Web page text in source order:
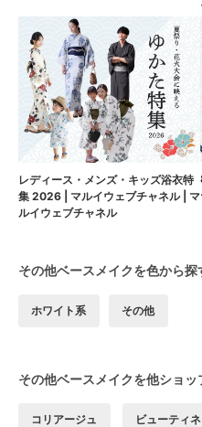
レディース・メンズ・キッズ浴衣特
集 2026 | マルイウェブチャネル | マ
ルイウェブチャネル
その他ベースメイクを色から探
ホワイト系 その他
その他ベースメイクを他ショッ
コリアージュ ビューティ